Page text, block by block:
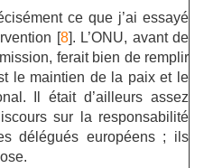
ce que j’ai essayé
[8]. L’ONU, avant de
ferait bien de remplir
le maintien de la paix et le
Il était d’ailleurs assez
sur la responsabilité
délégués européens ; ils